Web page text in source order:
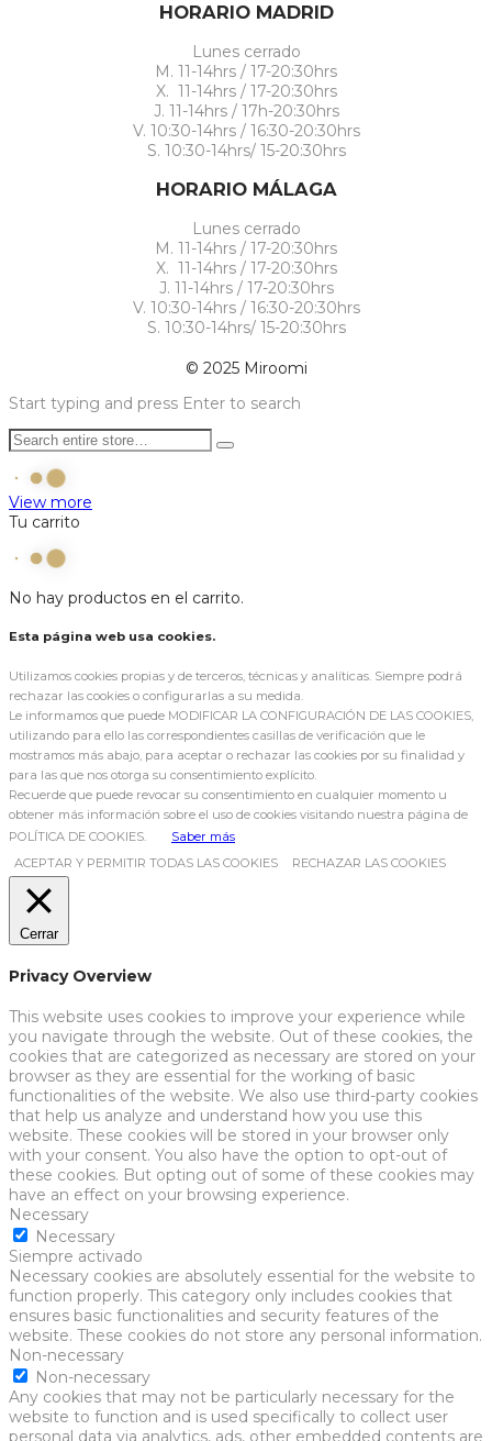
HORARIO MADRID
Lunes cerrado
M. 11-14hrs / 17-20:30hrs
X. 11-14hrs / 17-20:30hrs
J. 11-14hrs / 17h-20:30hrs
V. 10:30-14hrs / 16:30-20:30hrs
S. 10:30-14hrs/ 15-20:30hrs
HORARIO MÁLAGA
Lunes cerrado
M. 11-14hrs / 17-20:30hrs
X. 11-14hrs / 17-20:30hrs
J. 11-14hrs / 17-20:30hrs
V. 10:30-14hrs / 16:30-20:30hrs
S. 10:30-14hrs/ 15-20:30hrs
© 2025 Miroomi
Start typing and press Enter to search
View more
Tu carrito
No hay productos en el carrito.
Esta página web usa cookies.
Utilizamos cookies propias y de terceros, técnicas y analíticas. Siempre podrá
rechazar las cookies o configurarlas a su medida.
Le informamos que puede MODIFICAR LA CONFIGURACIÓN DE LAS COOKIES,
utilizando para ello las correspondientes casillas de verificación que le
mostramos más abajo, para aceptar o rechazar las cookies por su finalidad y
para las que nos otorga su consentimiento explícito.
Recuerde que puede revocar su consentimiento en cualquier momento u
obtener más información sobre el uso de cookies visitando nuestra página de
POLÍTICA DE COOKIES.
Saber más
ACEPTAR Y PERMITIR TODAS LAS COOKIES
RECHAZAR LAS COOKIES
Cerrar
Privacy Overview
This website uses cookies to improve your experience while
you navigate through the website. Out of these cookies, the
cookies that are categorized as necessary are stored on your
browser as they are essential for the working of basic
functionalities of the website. We also use third-party cookies
that help us analyze and understand how you use this
website. These cookies will be stored in your browser only
with your consent. You also have the option to opt-out of
these cookies. But opting out of some of these cookies may
have an effect on your browsing experience.
Necessary
Necessary
Siempre activado
Necessary cookies are absolutely essential for the website to
function properly. This category only includes cookies that
ensures basic functionalities and security features of the
website. These cookies do not store any personal information.
Non-necessary
Non-necessary
Any cookies that may not be particularly necessary for the
website to function and is used specifically to collect user
personal data via analytics, ads, other embedded contents are